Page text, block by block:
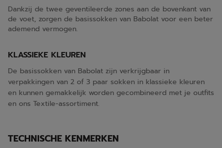
Dankzij de twee geventileerde zones aan de bovenkant van
de voet, zorgen de basissokken van Babolat voor een beter
ademend vermogen.
KLASSIEKE KLEUREN
De basissokken van Babolat zijn verkrijgbaar in
verpakkingen van 2 of 3 paar sokken in klassieke kleuren
en kunnen gemakkelijk worden gecombineerd met je outfits
en ons Textile-assortiment.
TECHNISCHE KENMERKEN